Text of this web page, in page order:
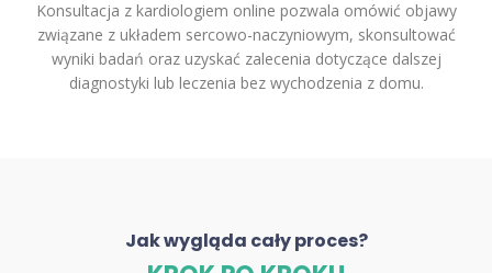
Konsultacja z kardiologiem online pozwala omówić objawy
związane z układem sercowo-naczyniowym, skonsultować
wyniki badań oraz uzyskać zalecenia dotyczące dalszej
diagnostyki lub leczenia bez wychodzenia z domu.
Jak wygląda cały proces?